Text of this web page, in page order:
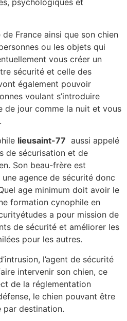
psychologiques et
de France ainsi que son chien
ou les objets qui
vous créer un
sécurité et celle des
également pouvoir
voulant s’introduire
de jour comme la nuit et vous
lieusaint-77 aussi appelé
de sécurisation et de
Son beau-frère est
agence de sécurité donc
age minimum doit avoir le
formation cynophile en
a pour mission de
de sécurité et améliorer les
pour les autres.
l’agent de sécurité
intervenir son chien, ce
de la réglementation
le chien pouvant être
par destination.